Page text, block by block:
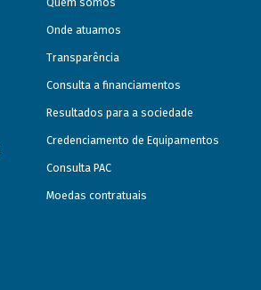
Onde atuamos
Transparência
Consulta a financiamentos
Resultados para a sociedade
Credenciamento de Equipamentos
Consulta PAC
Moedas contratuais